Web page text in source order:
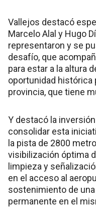
Vallejos destacó
Marcelo Alal y Hugo
representaron y se
desafío, que
para estar a la altura
oportunidad histórica
provincia, que tiene
Y destacó la
consolidar esta
la pista de 2800
visibilización óptima
limpieza y
en el acceso al
sostenimiento de
permanente en el